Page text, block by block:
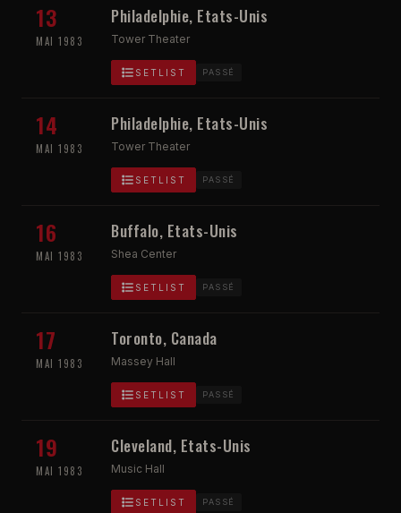
13
MAI 1983
Philadelphie, Etats-Unis
Tower Theater
SETLIST PASSÉ
14
MAI 1983
Philadelphie, Etats-Unis
Tower Theater
SETLIST PASSÉ
16
MAI 1983
Buffalo, Etats-Unis
Shea Center
SETLIST PASSÉ
17
MAI 1983
Toronto, Canada
Massey Hall
SETLIST PASSÉ
19
MAI 1983
Cleveland, Etats-Unis
Music Hall
SETLIST PASSÉ